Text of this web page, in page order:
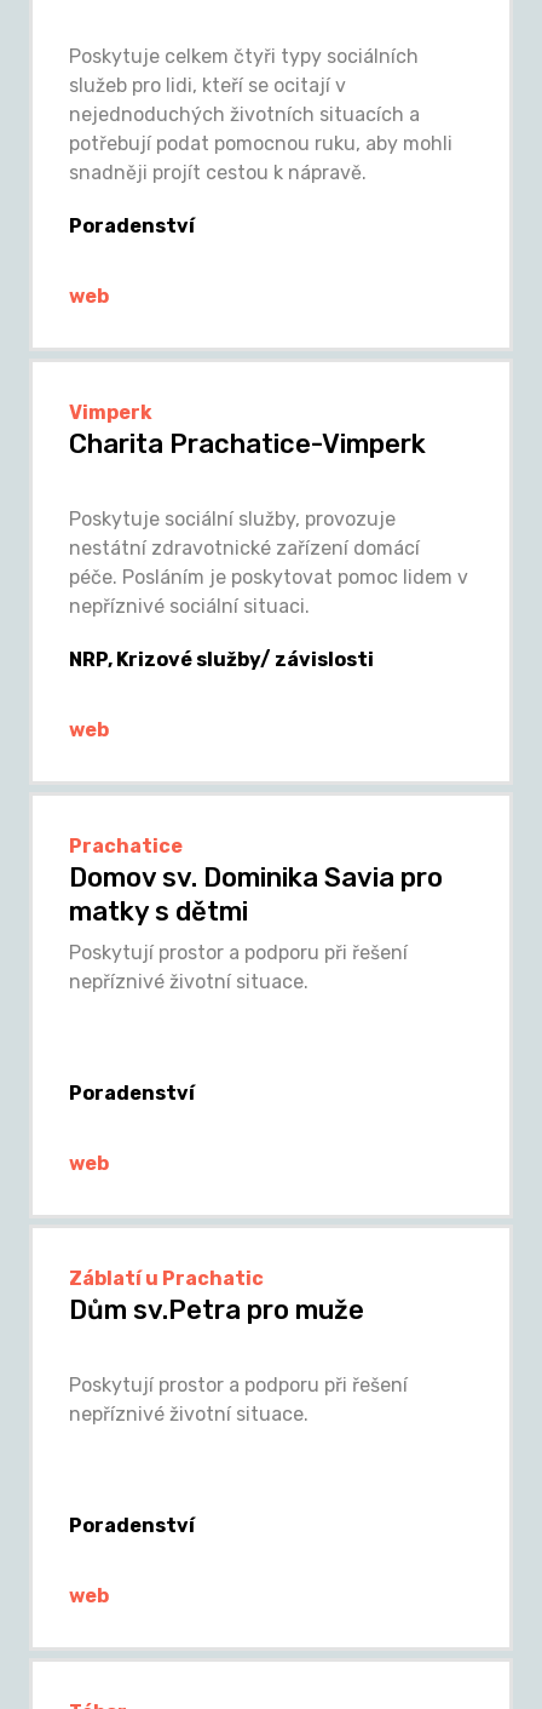
Poskytuje celkem čtyři typy sociálních
služeb pro lidi, kteří se ocitají v
nejednoduchých životních situacích a
potřebují podat pomocnou ruku, aby mohli
snadněji projít cestou k nápravě.
Poradenství
web
Vimperk
Charita Prachatice-Vimperk
Poskytuje sociální služby, provozuje
nestátní zdravotnické zařízení domácí
péče. Posláním je poskytovat pomoc lidem v
nepříznivé sociální situaci.
NRP, Krizové služby/ závislosti
web
Prachatice
Domov sv. Dominika Savia pro
matky s dětmi
Poskytují prostor a podporu při řešení
nepříznivé životní situace.
Poradenství
web
Záblatí u Prachatic
Dům sv.Petra pro muže
Poskytují prostor a podporu při řešení
nepříznivé životní situace.
Poradenství
web